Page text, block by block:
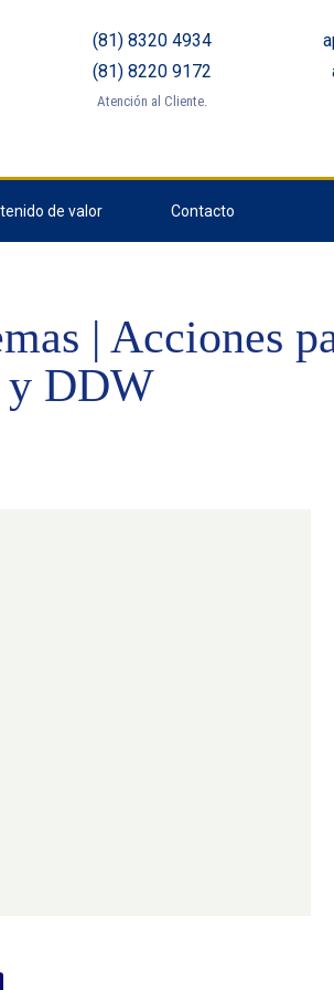
(81) 8320 4934
(81) 8220 9172
Atención al Cliente.
de valor Contacto
| Acciones
y DDW